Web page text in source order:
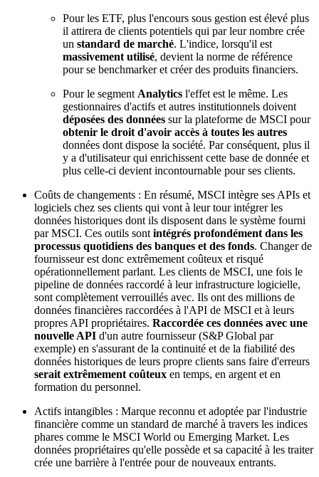
Pour les ETF, plus l'encours sous gestion est élevé plus
il attirera de clients potentiels qui par leur nombre crée
un standard de marché. L'indice, lorsqu'il est
massivement utilisé, devient la norme de référence
pour se benchmarker et créer des produits financiers.
Pour le segmentAnalytics l'effet est le même. Les
gestionnaires d'actifs et autres institutionnels doivent
déposées des données sur la plateforme de MSCI pour
obtenir le droit d'avoir accès à toutes les autres
données dont dispose la société. Par conséquent, plus il
y a d'utilisateur qui enrichissent cette base de donnée et
plus celle-ci devient incontournable pour ses clients.
Coûts de changements : En résumé, MSCI intègre ses APIs et
logiciels chez ses clients qui vont à leur tour intégrer les
données historiques dont ils disposent dans le système fourni
par MSCI. Ces outils sontintégrés profondément dans les
processus quotidiens des banques et des fonds. Changer de
fournisseur est donc extrêmement coûteux et risqué
opérationnellement parlant. Les clients de MSCI, une fois le
pipeline de données raccordé à leur infrastructure logicielle,
sont complètement verrouillés avec. Ils ont des millions de
données financières raccordées à l'API de MSCI et à leurs
propres API propriétaires. Raccordée ces données avec une
nouvelle API d'un autre fournisseur (S&P Global par
exemple) en s'assurant de la continuité et de la fiabilité des
données historiques de leurs propre clients sans faire d'erreurs
serait extrêmement coûteux en temps, en argent et en
formation du personnel.
Actifs intangibles : Marque reconnu et adoptée par l'industrie
financière comme un standard de marché à travers les indices
phares comme le MSCI World ou Emerging Market. Les
données propriétaires qu'elle possède et sa capacité à les traiter
crée une barrière à l'entrée pour de nouveaux entrants.